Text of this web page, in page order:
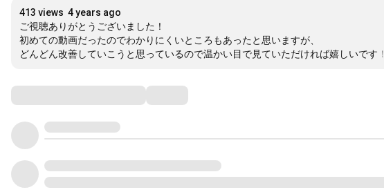
413 views 4 years ago
ご視聴ありがとうございました！
初めての動画だったのでわかりにくいところもあったと思いますが、
どんどん改善していこうと思っているので温かい目で見ていただければ嬉しいです！